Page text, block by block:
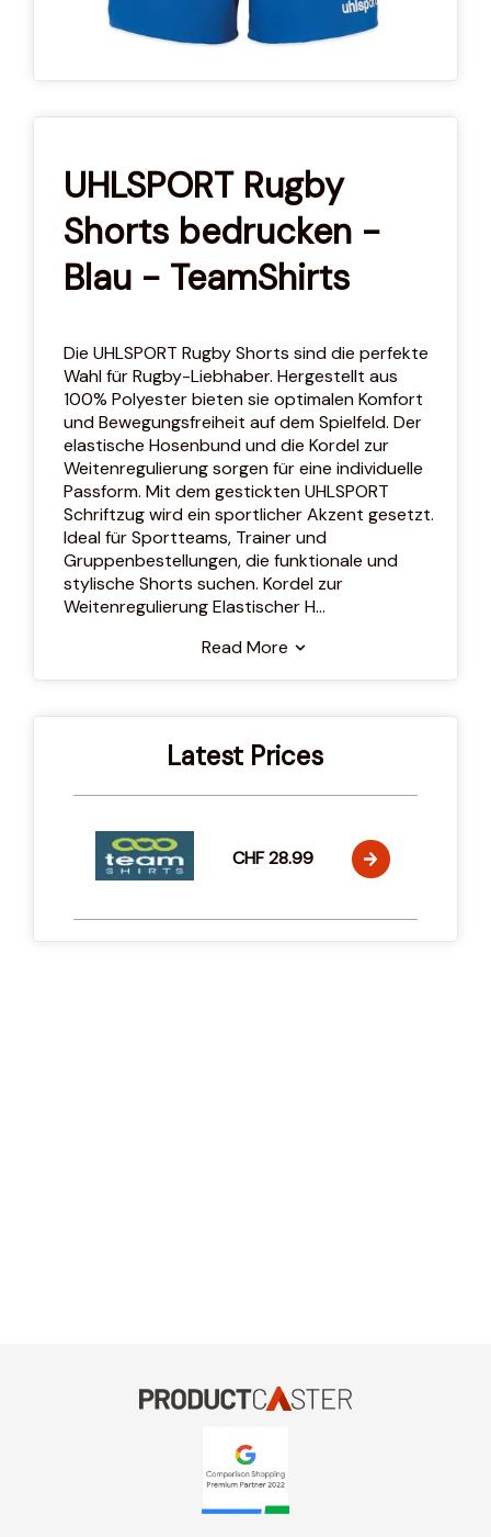
UHLSPORT Rugby
Shorts bedrucken -
Blau - TeamShirts
Die UHLSPORT Rugby Shorts sind die perfekte
Wahl für Rugby-Liebhaber. Hergestellt aus
100% Polyester bieten sie optimalen Komfort
und Bewegungsfreiheit auf dem Spielfeld. Der
elastische Hosenbund und die Kordel zur
Weitenregulierung sorgen für eine individuelle
Passform. Mit dem gestickten UHLSPORT
Schriftzug wird ein sportlicher Akzent gesetzt.
Ideal für Sportteams, Trainer und
Gruppenbestellungen, die funktionale und
stylische Shorts suchen. Kordel zur
Weitenregulierung Elastischer H...
Read More
Latest Prices
CHF 28.99